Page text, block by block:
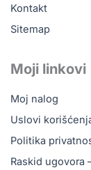
Kontakt
Sitemap
Moji linkovi
Moj nalog
Uslovi
Politika
Raskid ugovora